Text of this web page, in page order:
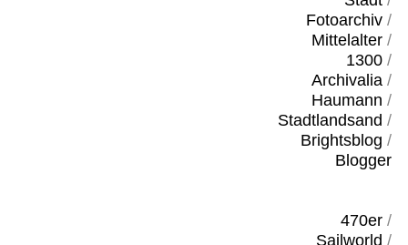
Fotoarchiv/
Mittelalter/
1300/
Archivalia/
Haumann /
Stadtlandsand /
Brightsblog /
Blogger
470er/
Sailworld /